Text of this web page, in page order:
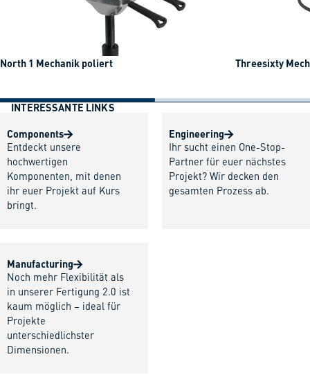
North 1 Mechanik poliert Threesixty
INTERESSANTE LINKS
Components
Entdeckt unsere
hochwertigen
Komponenten, mit denen
ihr euer Projekt auf Kurs
bringt.
Engineering
Ihr sucht einen One-Stop-
Partner für euer nächstes
Projekt? Wir decken den
gesamten Prozess ab.
Manufacturing
Noch mehr Flexibilität als
in unserer Fertigung 2.0 ist
kaum möglich – ideal für
Projekte
unterschiedlichster
Dimensionen.